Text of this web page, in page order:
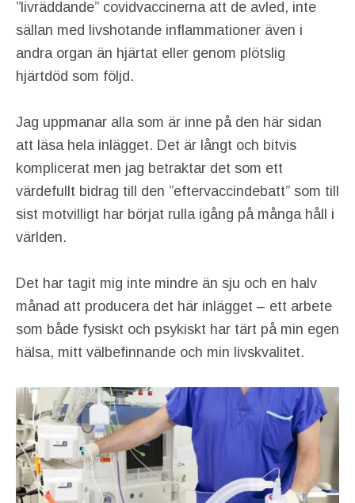
”livräddande” covidvaccinerna att de avled, inte
sällan med livshotande inflammationer även i
andra organ än hjärtat eller genom plötslig
hjärtdöd som följd.
Jag uppmanar alla som är inne på den här sidan
att läsa hela inlägget. Det är långt och bitvis
komplicerat men jag betraktar det som ett
värdefullt bidrag till den ”eftervaccindebatt” som till
sist motvilligt har börjat rulla igång på många håll i
världen.
Det har tagit mig inte mindre än sju och en halv
månad att producera det här inlägget – ett arbete
som både fysiskt och psykiskt har tärt på min egen
hälsa, mitt välbefinnande och min livskvalitet.